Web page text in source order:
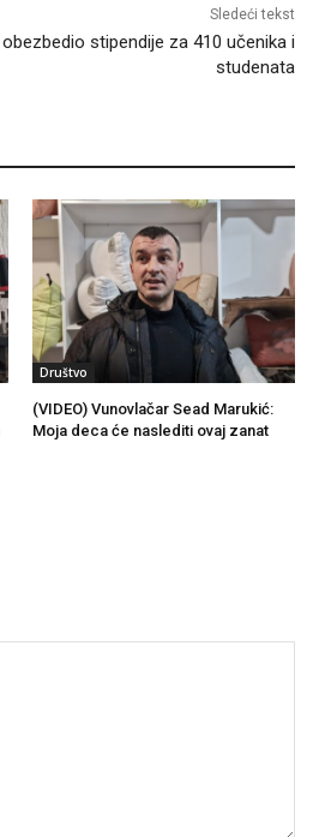
Sledeći tekst
stipendije za 410 učenika i
studenata
Društvo
(VIDEO) Vunovlačar Sead Marukić:
Moja deca će naslediti ovaj zanat